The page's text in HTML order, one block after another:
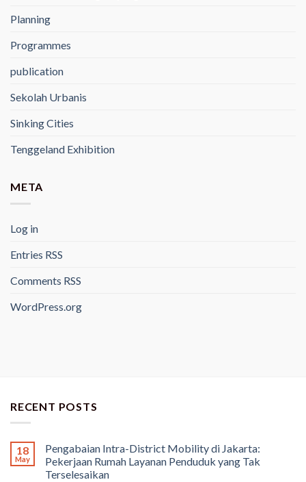
Planning
Programmes
publication
Sekolah Urbanis
Sinking Cities
Tenggeland Exhibition
META
Log in
Entries RSS
Comments RSS
WordPress.org
RECENT POSTS
18
May
Pengabaian Intra-District Mobility di Jakarta:
Pekerjaan Rumah Layanan Penduduk yang Tak
Terselesaikan